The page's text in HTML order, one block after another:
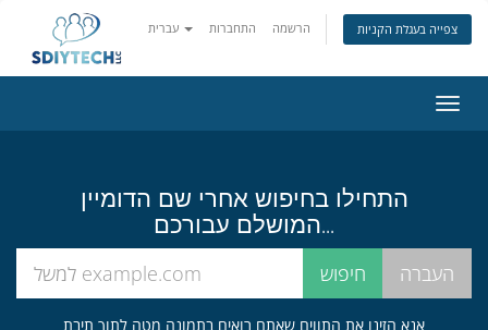
התחברות הרשמה צפייה בעגלת הקניות
ניווט
התחילו בחיפוש אחרי שם הדומיין
המושלם עבורכם...
אנא הזינו את התווים שאתם רואים בתמונה מטה לתוך תיבת